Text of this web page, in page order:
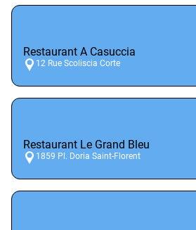
Restaurant A Casuccia
12 Rue Scoliscia Corte
Restaurant Le Grand Bleu
1859 Pl. Doria Saint-Florent